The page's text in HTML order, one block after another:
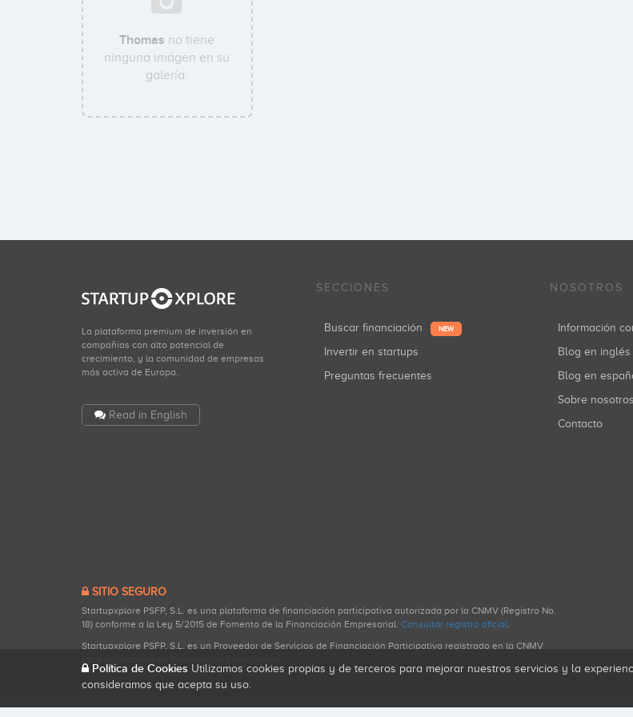
Thomas no tiene
ninguna imágen en su
galería.
La plataforma premium de inversión en
compañías con alto potencial de
crecimiento, y la comunidad de empresas
más activa de Europa.
Read in English
SECCIONES
Buscar financiación NEW
Invertir en startups
Preguntas frecuentes
NOSOTROS
Información
Blog en inglés
Blog en
Sobre nosotros
Contacto
SITIO SEGURO
Startupxplore PSFP, S.L. es una plataforma de financiación participativa autorizada por la CNMV (Registro No.
18) conforme a la Ley 5/2015 de Fomento de la Financiación Empresarial. Consultar registro oficial.
Startupxplore PSFP, S.L. es un Proveedor de Servicios de Financiación Participativa registrado en la CNMV
Política de Cookies Utilizamos cookies propias y de terceros para mejorar nuestros servicios y la
consideramos que acepta su uso.